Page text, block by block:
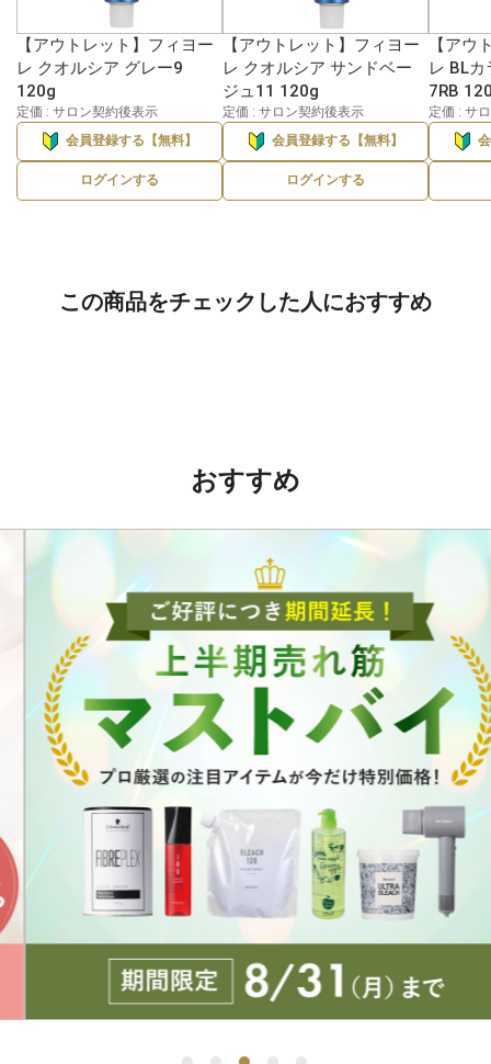
【アウトレット】フィヨー
レ クオルシア グレー9
120g
定価 : サロン契約後表示
会員登録する【無料】
ログインする
【アウトレット】フィヨー
レ クオルシア サンドベー
ジュ11 120g
定価 : サロン契約後表示
会員登録する【無料】
ログインする
【アウ
レ BL
7RB
定価 : サ
この商品をチェックした人におすすめ
おすすめ